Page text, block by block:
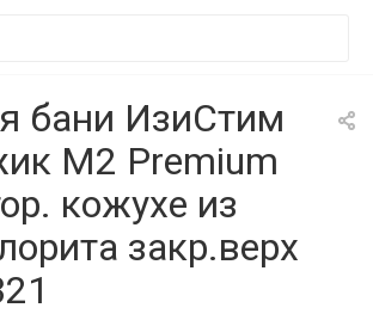
бани ИзиСтим
М2 Premium
кожухе из
закр.верх